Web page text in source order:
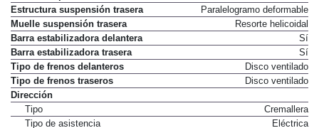
Muelle suspensión delantera
Resorte helicoidal
Estructura suspensión trasera
Paralelogramo deformable
Muelle suspensión trasera
Resorte helicoidal
Barra estabilizadora delantera
Sí
Barra estabilizadora trasera
Sí
Tipo de frenos delanteros
Disco ventilado
Tipo de frenos traseros
Dirección
Tipo
Cremallera